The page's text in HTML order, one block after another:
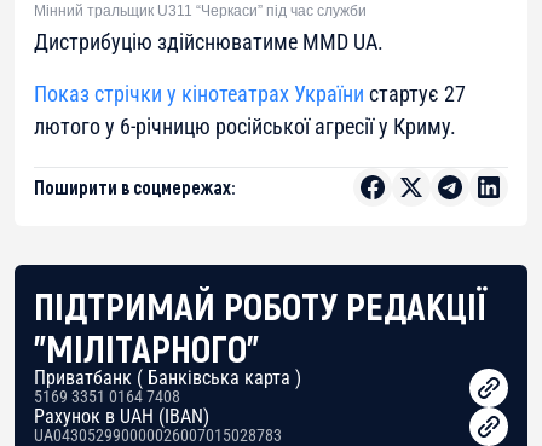
Мінний тральщик U311 “Черкаси” під час служби
Дистрибуцію здійснюватиме MMD UA.
Показ стрічки у кінотеатрах України стартує 27
лютого у 6-річницю російської агресії у Криму.
Поширити в соцмережах:
ПІДТРИМАЙ РОБОТУ РЕДАКЦІЇ
"МІЛІТАРНОГО"
Приватбанк ( Банківська карта )
5169 3351 0164 7408
Рахунок в UAH (IBAN)
UA043052990000026007015028783